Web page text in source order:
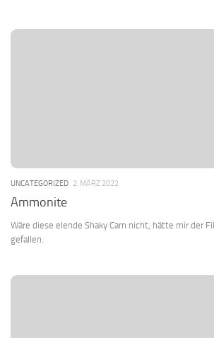
UNCATEGORIZED 2. MÄRZ 2022
Ammonite
Wäre diese elende Shaky Cam nicht, hätte mir der
gefallen.